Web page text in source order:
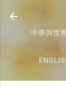
中華與世